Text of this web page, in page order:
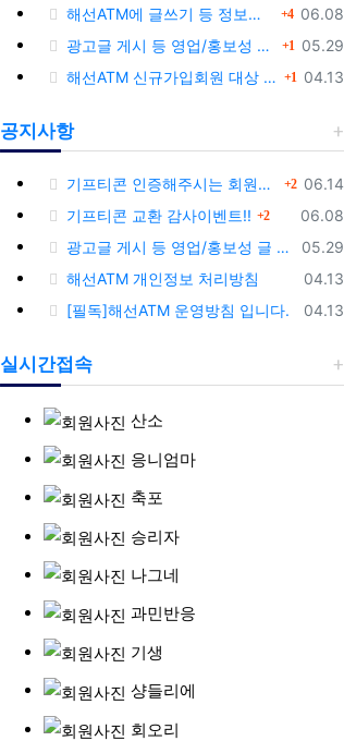
등록일
06.08
해선ATM에 글쓰기 등 정보공유글 남기고 기프티콘 받자! 4댓글
등록
05.29
광고글 게시 등 영업/홍보성 글 삭제 및 제제대상입니다. 1 댓글
등록
04.13
해선ATM 신규가입회원 대상 이벤트 안내 1 댓글
공지사항
등록
06.14
기프티콘 인증해주시는 회원님께 추가 포인트 쏩니다!! 2댓글
등록일
06.08
기프티콘 교환 감사이벤트!! 2댓글
등록
05.29
광고글 게시 등 영업/홍보성 글 삭제 및 제제대상입니다.
등록
04.13
해선ATM 개인정보 처리방침
등록
04.13
[필독]해선ATM 운영방침 입니다.
실시간접속
산소
응니엄마
축포
승리자
나그네
과민반응
기생
샹들리에
회오리